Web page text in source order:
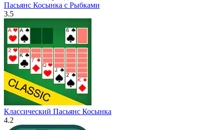
Пасьянс Косынка с Рыбками
3.5
Классический Пасьянс Косынка
4.2